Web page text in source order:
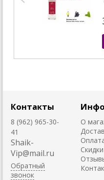
Контакты
8 (962) 965-30-
41
Shaik-
Vip@mail.ru
Обратный
звонок
О